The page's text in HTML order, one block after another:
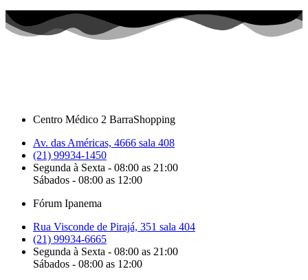
Centro Médico 2 BarraShopping
Av. das Américas, 4666 sala 408
(21) 99934-1450
Segunda à Sexta - 08:00 as 21:00
Sábados - 08:00 as 12:00
Fórum Ipanema
Rua Visconde de Pirajá, 351 sala 404
(21) 99934-6665
Segunda à Sexta - 08:00 as 21:00
Sábados - 08:00 as 12:00